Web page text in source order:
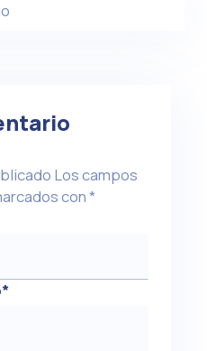
Los campos
con*
*